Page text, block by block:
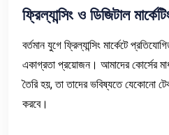
ফ্রিল্যান্সিং ও ডিজিটাল
বর্তমান যুগে ফ্রিল্যান্সিং মার্কেটে
একাগ্রতা প্রয়োজন। আমাদের কোর্সের
তৈরি হয়, তা তাদের ভবিষ্যতে যেকোনো
করবে।